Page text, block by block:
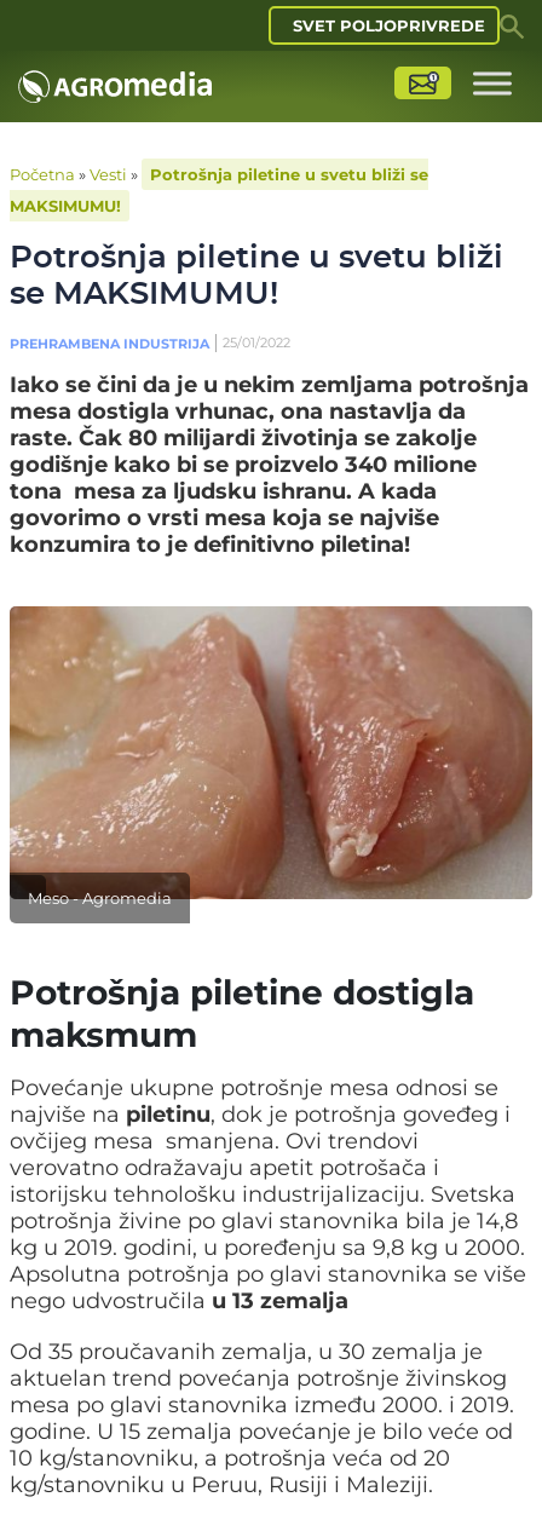
SVET POLJOPRIVREDE
Početna »Vesti »
Potrošnja piletine u svetu bliži se
MAKSIMUMU!
Potrošnja piletine u svetu bliži
se MAKSIMUMU!
PREHRAMBENA INDUSTRIJA 25/01/2022
Iako se čini da je u nekim zemljama potrošnja
mesa dostigla vrhunac, ona nastavlja da
raste. Čak 80 milijardi životinja se zakolje
godišnje kako bi se proizvelo 340 milione
tona mesa za ljudsku ishranu. A kada
govorimo o vrsti mesa koja se najviše
konzumira to je definitivno piletina!
Meso - Agromedia
Potrošnja piletine dostigla
maksmum
Povećanje ukupne potrošnje mesa odnosi se
najviše na piletinu, dok je potrošnja goveđeg i
ovčijeg mesa smanjena. Ovi trendovi
verovatno odražavaju apetit potrošača i
istorijsku tehnološku industrijalizaciju. Svetska
potrošnja živine po glavi stanovnika bila je 14,8
kg u 2019. godini, u poređenju sa 9,8 kg u 2000.
Apsolutna potrošnja po glavi stanovnika se više
nego udvostručila u 13 zemalja
Od 35 proučavanih zemalja, u 30 zemalja je
aktuelan trend povećanja potrošnje živinskog
mesa po glavi stanovnika između 2000. i 2019.
godine. U 15 zemalja povećanje je bilo veće od
10 kg/stanovniku, a potrošnja veća od 20
kg/stanovniku u Peruu, Rusiji i Maleziji.